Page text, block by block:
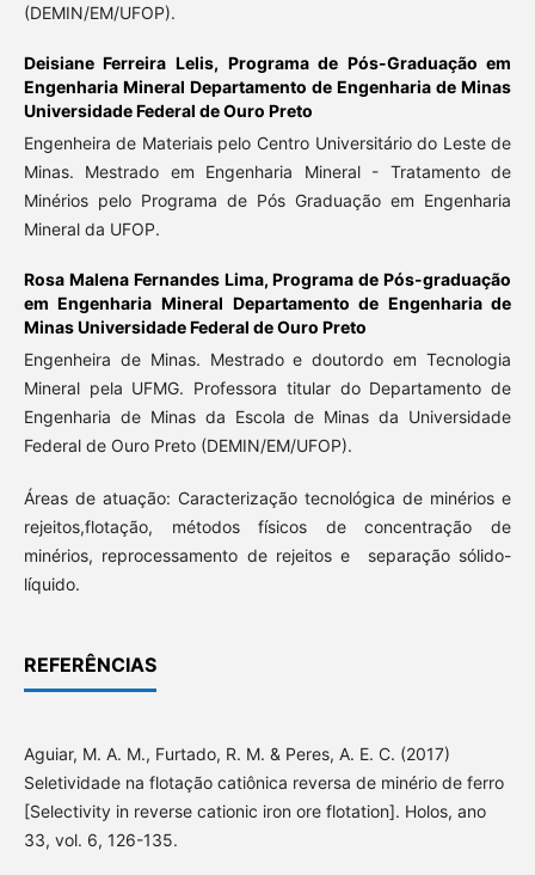
(DEMIN/EM/UFOP).
Deisiane Ferreira Lelis, Programa de Pós-Graduação em
Engenharia Mineral Departamento de Engenharia de Minas
Universidade Federal de Ouro Preto
Engenheira de Materiais pelo Centro Universitário do Leste de
Minas. Mestrado em Engenharia Mineral - Tratamento de
Minérios pelo Programa de Pós Graduação em Engenharia
Mineral da UFOP.
Rosa Malena Fernandes Lima,Programa de Pós-graduação
em Engenharia Mineral Departamento de Engenharia de
Minas Universidade Federal de Ouro Preto
Engenheira de Minas. Mestrado e doutordo em Tecnologia
Mineral pela UFMG. Professora titular do Departamento de
Engenharia de Minas da Escola de Minas da Universidade
Federal de Ouro Preto (DEMIN/EM/UFOP).
Áreas de atuação: Caracterização tecnológica de minérios e
rejeitos,flotação, métodos físicos de concentração de
minérios, reprocessamento de rejeitos e separação sólido-
líquido.
REFERÊNCIAS
Aguiar, M. A. M., Furtado, R. M. & Peres, A. E. C. (2017)
Seletividade na flotação catiônica reversa de minério de ferro
[Selectivity in reverse cationic iron ore flotation]. Holos, ano
33, vol. 6, 126-135.